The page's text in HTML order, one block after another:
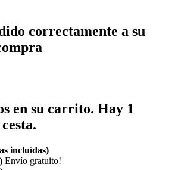
correctamente a su
en su carrito. Hay 1
incluídas)
Envío gratuito!